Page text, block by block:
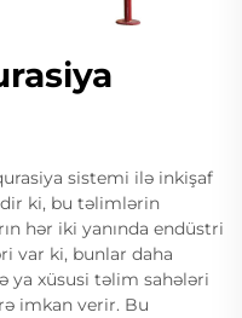
sistemi ilə inkişaf
ki, bu təlimlərin
hər iki yanında endüstri
var ki, bunlar daha
ya xüsusi təlim sahələri
imkan verir. Bu